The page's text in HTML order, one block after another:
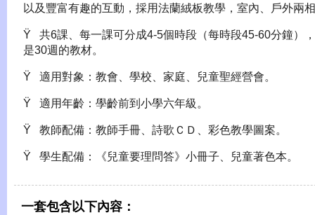
以及豐富有趣的互動，採用法蘭絨板教學，室內、戶外兩
Ÿ 共6課、每一課可分成4-5個時段（每時段45-60分鐘）
是30週的教材。
Ÿ 適用對象：教會、學校、家庭、兒童聖經營會。
Ÿ 適用年齡：學齡前到小學六年級。
Ÿ 教師配備：教師手冊、詩歌ＣＤ、彩色教學圖案。
Ÿ 學生配備：《兒童要理問答》小冊子、兒童著色本。
一套包含以下內容：